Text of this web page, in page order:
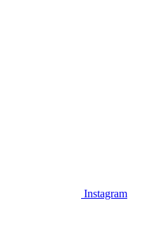
Instagram